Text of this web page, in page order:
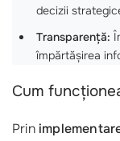
decizii
Transparență:
împărtășirea
Cum
Prin